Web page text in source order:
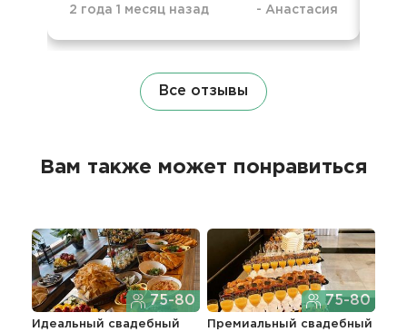
2 года 1 месяц назад - Анастасия
Все отзывы
Вам также может понравиться
75-80
Идеальный свадебный
75-80
Премиальный свадебный